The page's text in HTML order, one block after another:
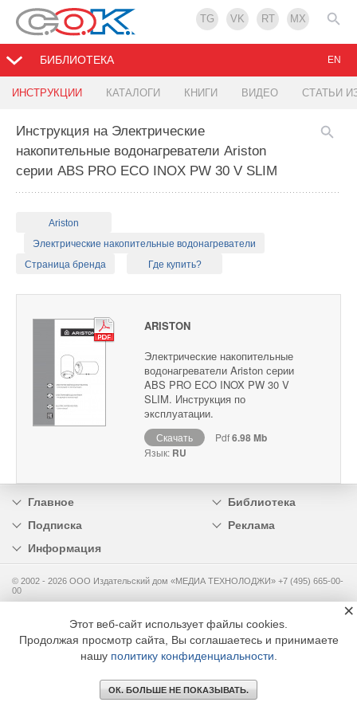
TG VK RT MX
БИБЛИОТЕКА
ИНСТРУКЦИИ КАТАЛОГИ КНИГИ ВИДЕО СТАТЬИ
EN
Инструкция на Электрические
накопительные водонагреватели Ariston
серии ABS PRO ECO INOX PW 30 V SLIM
Ariston
Электрические накопительные водонагреватели
Страница бренда
Где купить?
ARISTON
Электрические накопительные
водонагреватели Ariston серии
ABS PRO ECO INOX PW 30 V
SLIM. Инструкция по
эксплуатации.
Скачать Pdf6.98 Mb
Язык: RU
Главное
Библиотека
Подписка
Реклама
Информация
© 2002 - 2026 OOO Издательский дом «МЕДИА ТЕХНОЛОДЖИ» +7 (495) 665-00-
00
Этот веб-сайт использует файлы cookies.
Продолжая просмотр сайта, Вы соглашаетесь и принимаете
нашу политику конфиденциальности
ОК. БОЛЬШЕ НЕ ПОКАЗЫВАТЬ.
×